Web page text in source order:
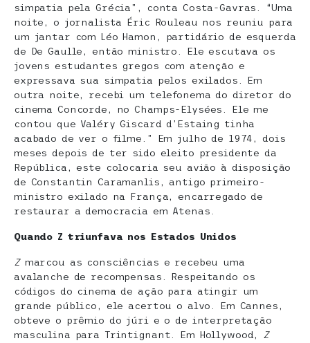
simpatia pela Grécia”, conta Costa-Gavras. “Uma
noite, o jornalista Éric Rouleau nos reuniu para
um jantar com Léo Hamon, partidário de esquerda
de De Gaulle, então ministro. Ele escutava os
jovens estudantes gregos com atenção e
expressava sua simpatia pelos exilados. Em
outra noite, recebi um telefonema do diretor do
cinema Concorde, no Champs-Elysées. Ele me
contou que Valéry Giscard d’Estaing tinha
acabado de ver o filme.” Em julho de 1974, dois
meses depois de ter sido eleito presidente da
República, este colocaria seu avião à disposição
de Constantin Caramanlis, antigo primeiro-
ministro exilado na França, encarregado de
restaurar a democracia em Atenas.
Quando Z triunfava nos Estados Unidos
Zmarcou as consciências e recebeu uma
avalanche de recompensas. Respeitando os
códigos do cinema de ação para atingir um
grande público, ele acertou o alvo. Em Cannes,
obteve o prêmio do júri e o de interpretação
masculina para Trintignant. Em Hollywood,
Z